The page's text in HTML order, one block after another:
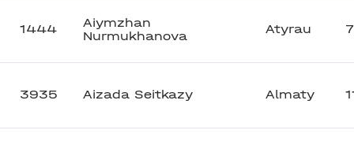
1444
Aiymzhan
Nurmukhanova
Atyrau
3935 Aizada Seitkazy Almaty